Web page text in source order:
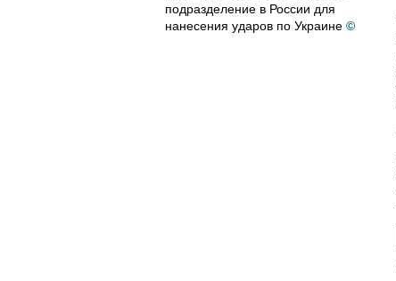
подразделение в России для
нанесения ударов по Украине ©